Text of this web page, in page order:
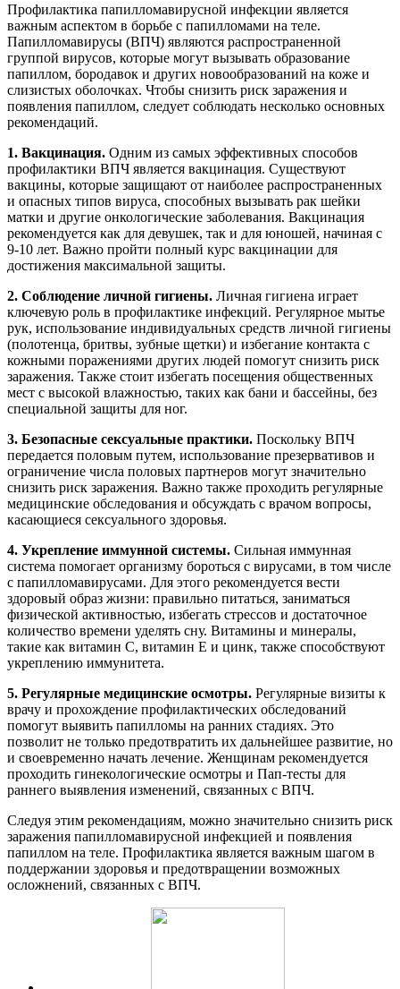
Профилактика папилломавирусной инфекции является
важным аспектом в борьбе с папилломами на теле.
Папилломавирусы (ВПЧ) являются распространенной
группой вирусов, которые могут вызывать образование
папиллом, бородавок и других новообразований на коже и
слизистых оболочках. Чтобы снизить риск заражения и
появления папиллом, следует соблюдать несколько основных
рекомендаций.
1. Вакцинация. Одним из самых эффективных способов
профилактики ВПЧ является вакцинация. Существуют
вакцины, которые защищают от наиболее распространенных
и опасных типов вируса, способных вызывать рак шейки
матки и другие онкологические заболевания. Вакцинация
рекомендуется как для девушек, так и для юношей, начиная с
9-10 лет. Важно пройти полный курс вакцинации для
достижения максимальной защиты.
2. Соблюдение личной гигиены. Личная гигиена играет
ключевую роль в профилактике инфекций. Регулярное мытье
рук, использование индивидуальных средств личной гигиены
(полотенца, бритвы, зубные щетки) и избегание контакта с
кожными поражениями других людей помогут снизить риск
заражения. Также стоит избегать посещения общественных
мест с высокой влажностью, таких как бани и бассейны, без
специальной защиты для ног.
3. Безопасные сексуальные практики. Поскольку ВПЧ
передается половым путем, использование презервативов и
ограничение числа половых партнеров могут значительно
снизить риск заражения. Важно также проходить регулярные
медицинские обследования и обсуждать с врачом вопросы,
касающиеся сексуального здоровья.
4. Укрепление иммунной системы. Сильная иммунная
система помогает организму бороться с вирусами, в том числе
с папилломавирусами. Для этого рекомендуется вести
здоровый образ жизни: правильно питаться, заниматься
физической активностью, избегать стрессов и достаточное
количество времени уделять сну. Витамины и минералы,
такие как витамин C, витамин E и цинк, также способствуют
укреплению иммунитета.
5. Регулярные медицинские осмотры. Регулярные визиты к
врачу и прохождение профилактических обследований
помогут выявить папилломы на ранних стадиях. Это
позволит не только предотвратить их дальнейшее развитие, но
и своевременно начать лечение. Женщинам рекомендуется
проходить гинекологические осмотры и Пап-тесты для
раннего выявления изменений, связанных с ВПЧ.
Следуя этим рекомендациям, можно значительно снизить риск
заражения папилломавирусной инфекцией и появления
папиллом на теле. Профилактика является важным шагом в
поддержании здоровья и предотвращении возможных
осложнений, связанных с ВПЧ.